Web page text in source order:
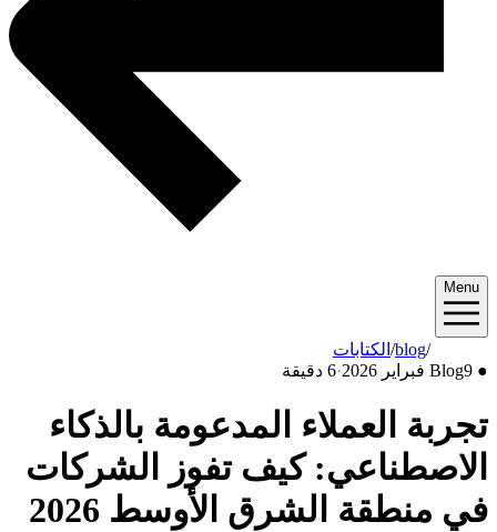
Menu
الكتابات/blog
●
Blog 9 فبراير 2026 ·6 دقيقة
تجربة العملاء المدعومة بالذكاء
الاصطناعي: كيف تفوز الشركات
في منطقة الشرق الأوسط 2026